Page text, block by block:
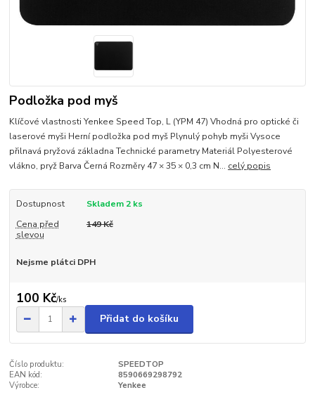
Podložka pod myš
Klíčové vlastnosti Yenkee Speed Top, L (YPM 47) Vhodná pro optické či
laserové myši Herní podložka pod myš Plynulý pohyb myši Vysoce
přilnavá pryžová základna Technické parametry Materiál Polyesterové
vlákno, pryž Barva Černá Rozměry 47 × 35 × 0,3 cm N... celý popis
Dostupnost
Skladem 2 ks
Cena před
slevou
149 Kč
Nejsme plátci DPH
100 Kč/ks
Přidat do košíku
Číslo produktu:
SPEEDTOP
EAN kód:
8590669298792
Výrobce:
Yenkee